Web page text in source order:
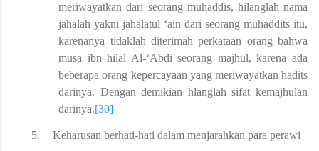
meriwayatkan dari seorang muhaddis, hilanglah nama
jahalah yakni jahalatul ‘ain dari seorang muhaddits itu,
karenanya tidaklah diterimah perkataan orang bahwa
musa ibn hilal Al-‘Abdi seorang majhul, karena ada
beberapa orang kepercayaan yang meriwayatkan hadits
darinya. Dengan demikian hlanglah sifat kemajhulan
darinya.[30]
5. Keharusan berhati-hati dalam menjarahkan para perawi